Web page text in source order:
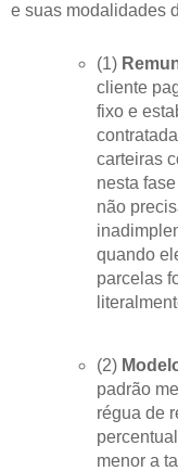
e suas modalidades
(1)
cliente
fixo e
carteiras
nesta
não
quando
parcelas
(2)
padrão
régua de
menor a